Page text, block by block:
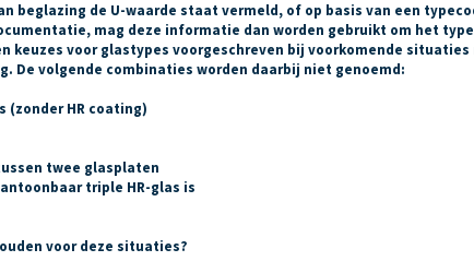
beglazing de U-waarde staat vermeld, of op basis van een
mag deze informatie dan worden gebruikt om het
keuzes voor glastypes voorgeschreven bij voorkomende
De volgende combinaties worden daarbij niet genoemd:
(zonder HR coating)
twee glasplaten
triple HR-glas is
voor deze situaties?